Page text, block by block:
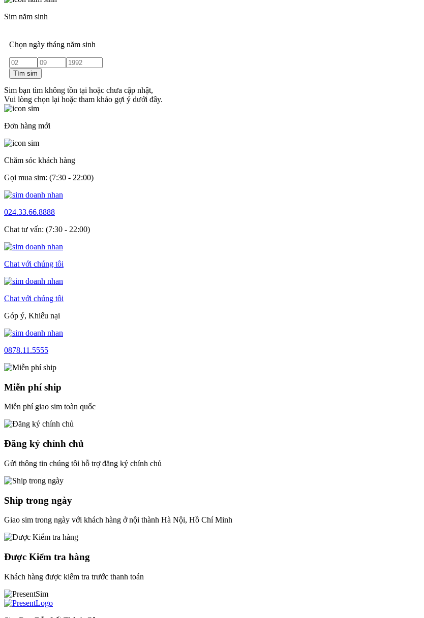
Sim năm sinh
Chọn ngày tháng năm sinh
Tìm sim
Sim bạn tìm không tồn tại hoặc chưa cập nhật,
Vui lòng chọn lại hoặc tham khảo gợi ý dưới đây.
Đơn hàng mới
Chăm sóc khách hàng
Gọi mua sim: (7:30 - 22:00)
024.33.66.8888
Chat tư vấn: (7:30 - 22:00)
Chat với chúng tôi
Chat với chúng tôi
Góp ý, Khiếu nại
0878.11.5555
Miễn phí ship
Miễn phí giao sim toàn quốc
Đăng ký chính chủ
Gửi thông tin chúng tôi hỗ trợ đăng ký chính chủ
Ship trong ngày
Giao sim trong ngày với khách hàng ở nội thành Hà Nội, Hồ Chí Minh
Được Kiểm tra hàng
Khách hàng được kiểm tra trước thanh toán